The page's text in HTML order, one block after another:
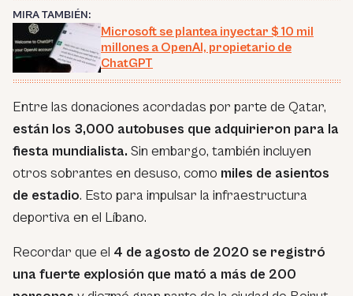
MIRA TAMBIÉN:
Microsoft se plantea inyectar $ 10 mil
millones a OpenAI, propietario de
ChatGPT
Entre las donaciones acordadas por parte de Qatar,
están los 3,000 autobuses que adquirieron para la
fiesta mundialista. Sin embargo, también incluyen
otros sobrantes en desuso, como miles de asientos
de estadio. Esto para impulsar la infraestructura
deportiva en el Líbano.
Recordar que el 4 de agosto de 2020 se registró
una fuerte explosión que mató a más de 200